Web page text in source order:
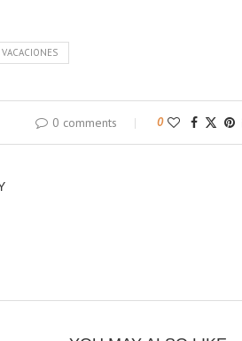
VACACIONES
0 comments 0